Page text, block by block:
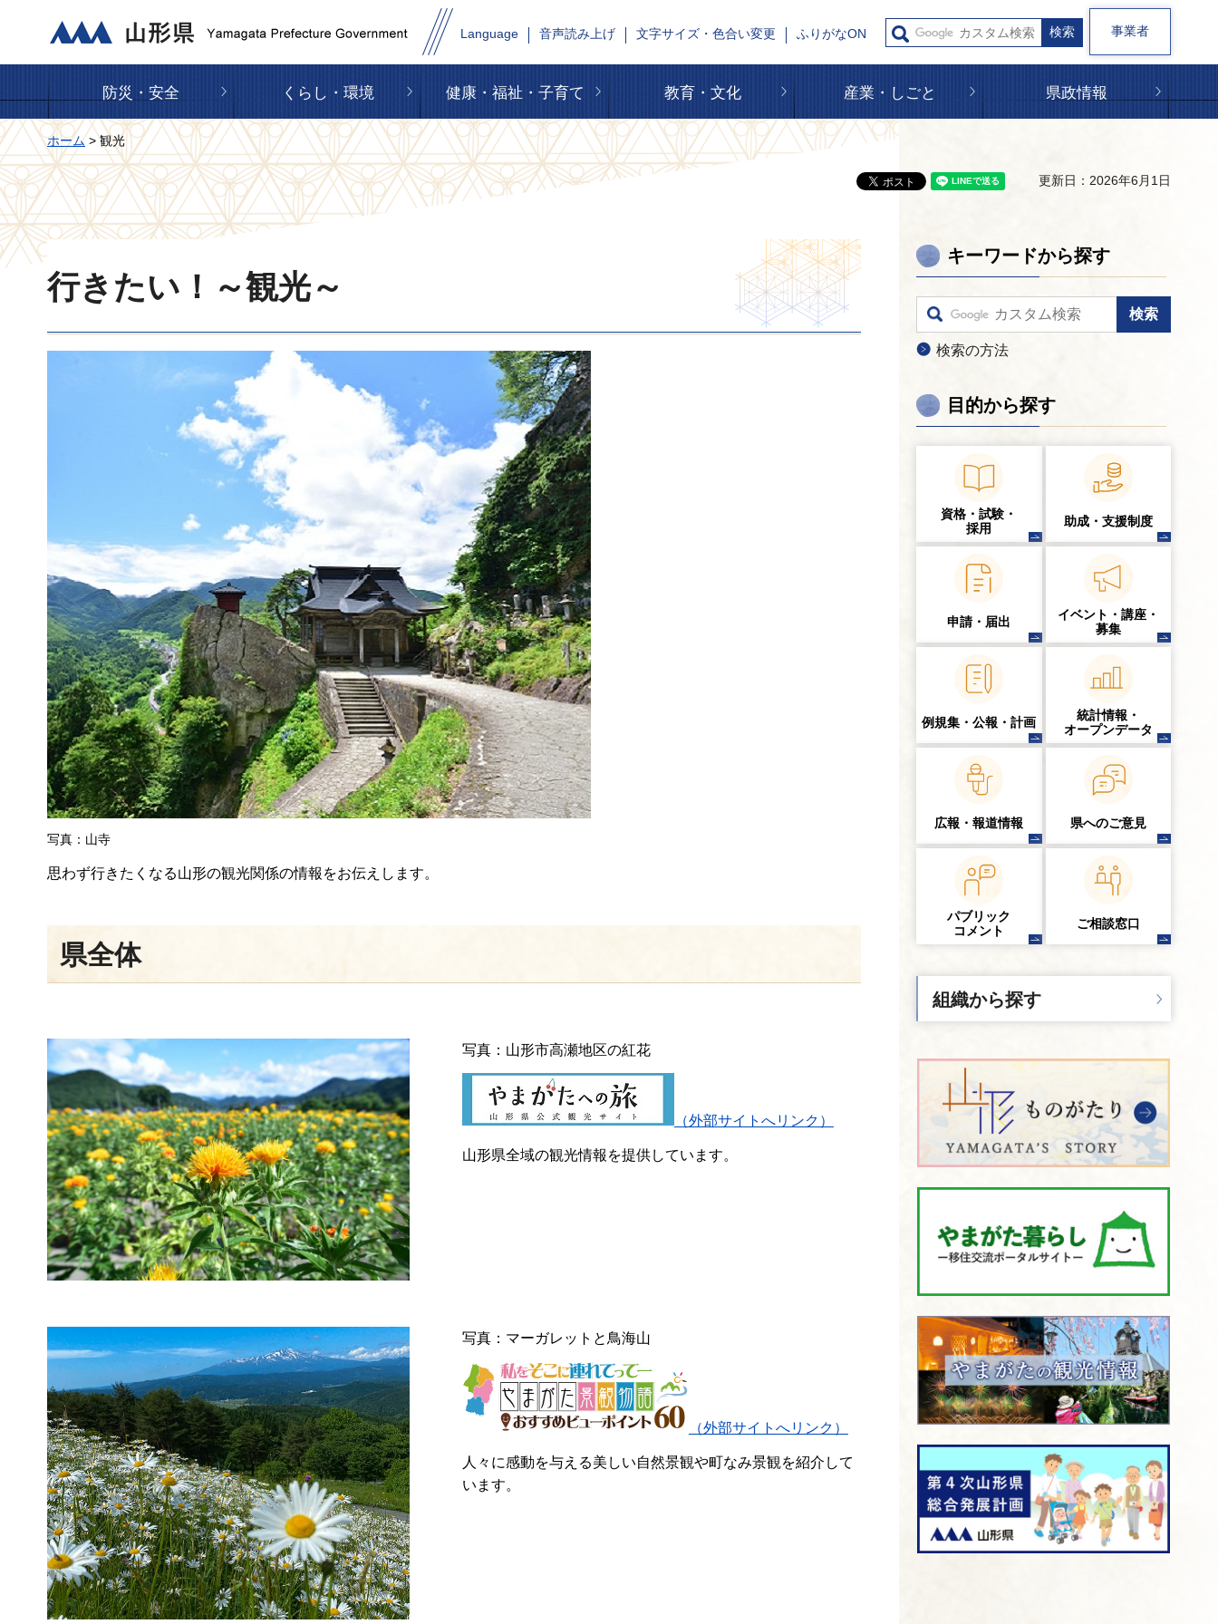
山形県 Language 音声読み上げ 文字サイズ・色合い変更 ふりがなON 事業者
防災・安全 くらし・環境 健康・福祉・子育て 教育・文化 産業・しごと 県政情報
ホーム> 観光
更新日：2026年6月1日
行きたい！～観光～
写真：山寺
思わず行きたくなる山形の観光関係の情報をお伝えします。
県全体
写真：山形市高瀬地区の紅花
（外部サイトへリンク）
山形県全域の観光情報を提供しています。
写真：マーガレットと鳥海山
（外部サイトへリンク）
人々に感動を与える美しい自然景観や町なみ景観を紹介して
います。
キーワードから探す
検索の方法
目的から探す
資格・試験・
採用
助成・支援制度
申請・届出
イベント・講座・
募集
例規集・公報・計画
統計情報・
オープンデータ
広報・報道情報 県へのご意見
パブリック
コメント
ご相談窓口
組織から探す